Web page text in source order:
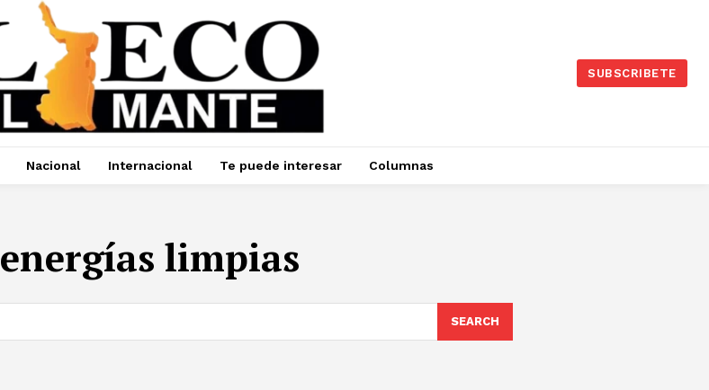
SUBSCRIBETE
Nacional Internacional Te puede interesar Columnas
energías limpias
SEARCH